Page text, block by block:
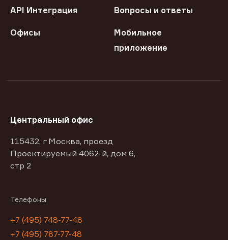
API Интеграция Вопросы и ответы
Офисы
Мобильное
приложение
Центральный офис
115432, г Москва, проезд
Проектируемый 4062-й, дом 6,
стр 2
Телефоны
+7 (495) 748-77-48
+7 (495) 787-77-48